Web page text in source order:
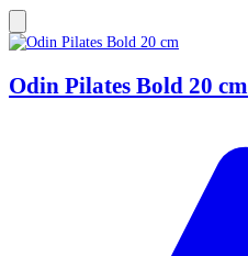
Odin Pilates Bold 20 cm